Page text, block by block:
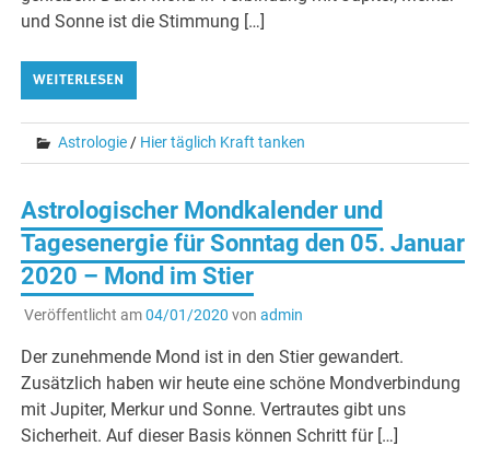
und Sonne ist die Stimmung […]
WEITERLESEN
Astrologie / Hier täglich Kraft tanken
Astrologischer Mondkalender und
Tagesenergie für Sonntag den 05. Januar
2020 – Mond im Stier
Veröffentlicht am04/01/2020 von admin
Der zunehmende Mond ist in den Stier gewandert.
Zusätzlich haben wir heute eine schöne Mondverbindung
mit Jupiter, Merkur und Sonne. Vertrautes gibt uns
Sicherheit. Auf dieser Basis können Schritt für […]